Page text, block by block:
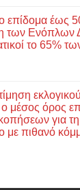
επίδομα έως
των Ενόπλων
το 65%
ο μέσος όρος
για
με πιθανό